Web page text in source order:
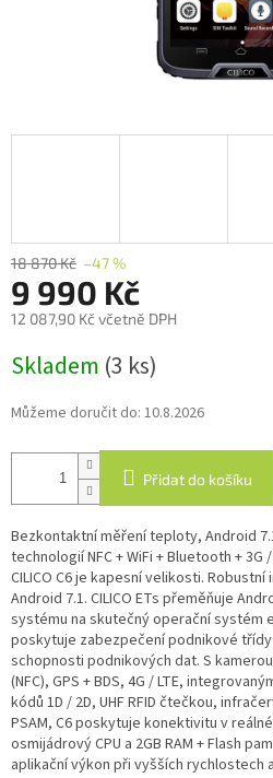
18 870 Kč –47 %
9 990 Kč
12 087,90 Kč včetně DPH
cena:
Skladem (3 ks)
Můžeme doručit do: 10.8.2026
Přidat do košíku
Bezkontaktní měření teploty, Android
technologií NFC + WiFi + Bluetooth + 3G
CILICO C6 je kapesní velikosti.
Android 7.1. CILICO ETs přeměňuje
systému na skutečný operační systém
poskytuje zabezpečení podnikové
schopnosti podnikových dat. S
(NFC), GPS + BDS, 4G / LTE,
kódů 1D / 2D, UHF RFID čtečkou,
PSAM, C6 poskytuje konektivitu v
osmijádrový CPU a 2GB RAM + Flash
aplikační výkon při vyšších rychlostech